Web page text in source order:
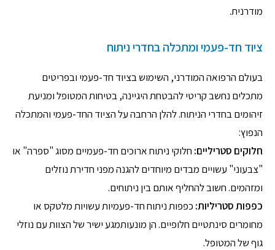
מודרנית.
ציוד חד-פעמי ומתכלה בחדרי ניתוח
בעולם הרפואה המודרני, השימוש בציוד חד-פעמי ובפריטים
מתכלים נחשב קריטי להבטחת היגיינה, בטיחות המטופל ומניעת
זיהומים בחדרי הניתוח. להלן הרחבה על הציוד החד-פעמי והמתכלה
הנפוץ:
חלוקים סטריליים: חלוקי ניתוח ארוכים חד-פעמיים מסוג "ספרה" או
"צבעוני" עשויים מבדים מיוחדים להגנה מפני חדירת נוזלים
ומזהמים. חשוב להחליף אותם בין ניתוחים.
כפפות סטריליות: כפפות ניתוח חד-פעמיות עשויות מלטקס או
מחומרים סינתטיים חלופיים. הן מונעותמגע ישיר של הצוות עם נוזלי
גוף של המטופל.